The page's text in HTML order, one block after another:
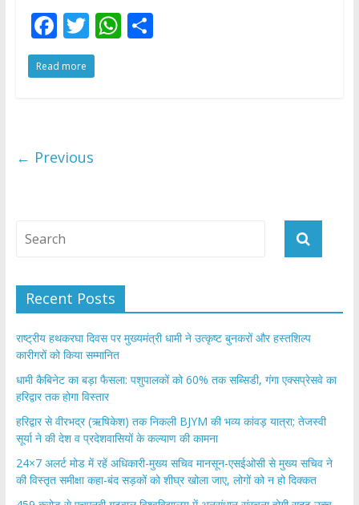
F
ac
e
o
T
w
itt
W S
Read more
← Previous
Recent Posts
राष्ट्रीय हथकरघा दिवस पर मुख्यमंत्री धामी ने उत्कृष्ट बुनकरों और हस्तशिल्प
कारीगरों को किया सम्मानित
​धामी कैबिनेट का बड़ा फैसला: पशुपालकों को 60% तक सब्सिडी, गंगा एक्सप्रेसवे का
हरिद्वार तक होगा विस्तार
​हरिद्वार से वीरभद्र (ऋषिकेश) तक निकली BJYM की भव्य कांवड़ यात्रा; तेजस्वी
सूर्या ने की देश व प्रदेशवासियों के कल्याण की कामना
24×7 अलर्ट मोड में रहें अधिकारी-मुख्य सचिव मानसून-एसईओसी से मुख्य सचिव ने
की विस्तृत समीक्षा कहा-बंद सड़कों को शीघ्र खोला जाए, लोगों को न हो दिक्कत